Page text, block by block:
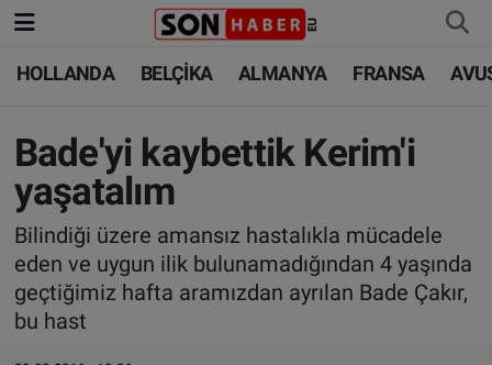
HOLLANDA BELÇİKA ALMANYA FRANSA
Bade'yi kaybettik Kerim'i
yaşatalım
Bilindiği üzere amansız hastalıkla mücadele
eden ve uygun ilik bulunamadığından 4 yaşında
geçtiğimiz hafta aramızdan ayrılan Bade Çakır,
bu hast
HOLLANDA
BELÇİKA
ALMANYA
FRANSA
AVUSTURYA
HOLLANDA
BELÇİKA
ALMANYA
TÜRKİYE
DÜNYA
Nöbetçi Eczaneler
Hava Durumu
Trafik Durumu
Süper Lig Puan Durumu ve Fikstür
Tüm Manşetler